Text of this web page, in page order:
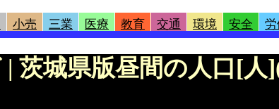
小売 三業 医療 教育 交通 環境 安全 労
茨城県版昼間の人口[人